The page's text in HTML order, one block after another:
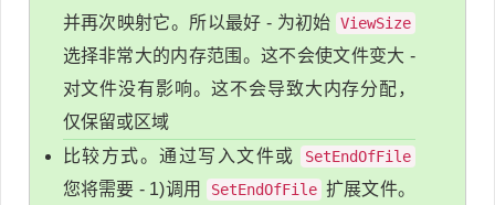
并再次映射它。所以最好 - 为初始 ViewSize
选择非常大的内存范围。这不会使文件变大 -
对文件没有影响。这不会导致大内存分配，
仅保留或区域
比较方式。通过写入文件或
SetEndOfFile
您将需要 - 1)调用 SetEndOfFile 扩展文件。